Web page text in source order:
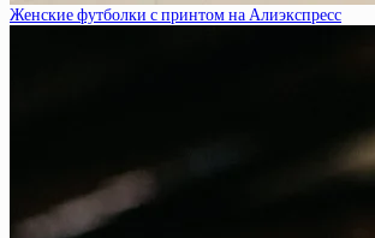
Женские футболки с принтом на Алиэкспресс